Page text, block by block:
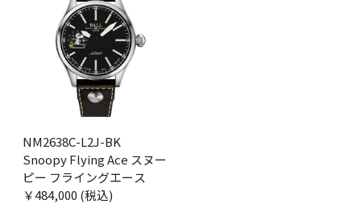
NM2638C-L2J-BK
Snoopy Flying Ace スヌー
ピー フライングエース
￥484,000 (税込)